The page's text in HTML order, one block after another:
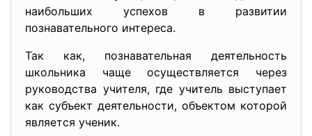
наибольших успехов в развитии
познавательного интереса.
Так как, познавательная деятельность
школьника чаще осуществляется через
руководства учителя, где учитель выступает
как субъект деятельности, объектом которой
является ученик.